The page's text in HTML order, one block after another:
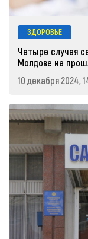
ЗДОРОВЬЕ
Четыре случая
Молдове на
10 декабря 2024,